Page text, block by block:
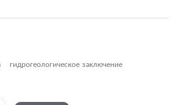
гидрогеологическое заключение